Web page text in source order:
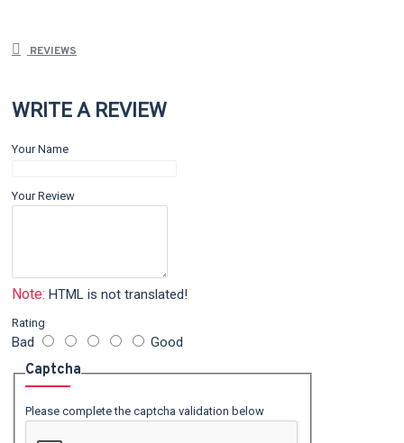
REVIEWS
WRITE A REVIEW
Your Name
Your Review
Note: HTML is not translated!
Rating
Bad Good
Captcha
Please complete the captcha validation below